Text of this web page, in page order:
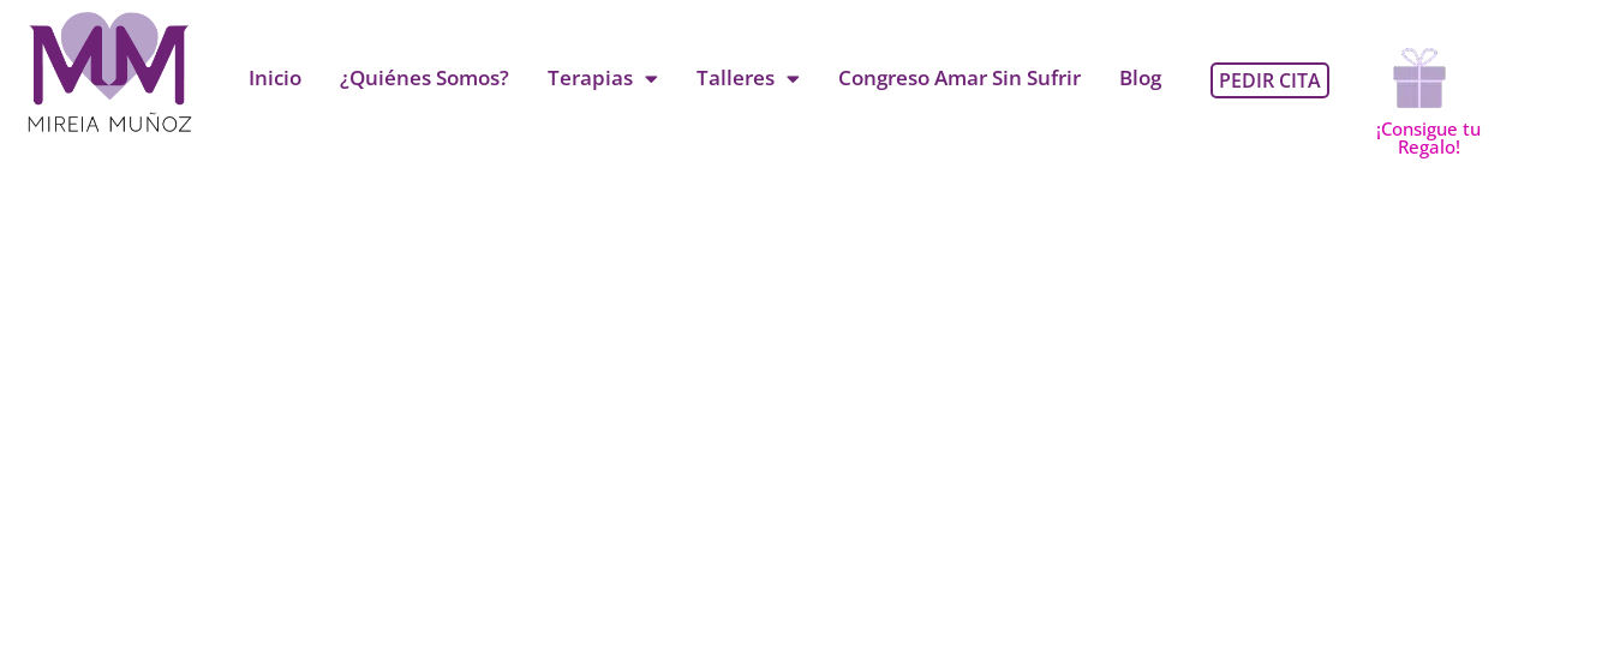
Inicio ¿Quiénes Somos? Terapias Talleres Congreso Amar Sin Sufrir Blog PEDIR CITA
Regalo sobre el estilo de
¡Consigue tu
Regalo!